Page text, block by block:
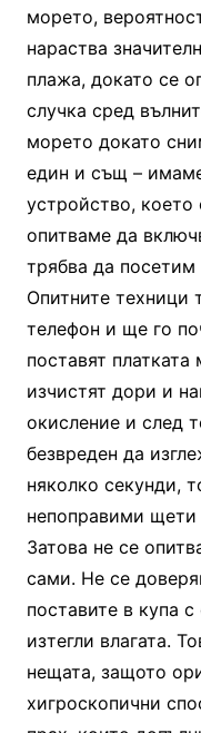
морето,
нараства
плажа, докато се
случка сред
морето докато
един и същ –
устройство, което
опитваме да
трябва да посетим
Опитните техници
телефон и ще го
поставят платката
изчистят дори и
окисление и след
безвреден да
няколко секунди,
непоправими
Затова не се
сами. Не се
поставите в купа
изтегли влагата.
нещата, защото
хигроскопични